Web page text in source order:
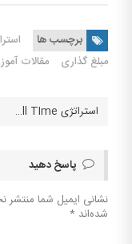
برچسب ها
مبلغ گذاری
مقالات
استراتژی Hlaf Time / Full TIme
پاسخ دهید
نشانی ایمیل شما منتشر
شده‌اند *